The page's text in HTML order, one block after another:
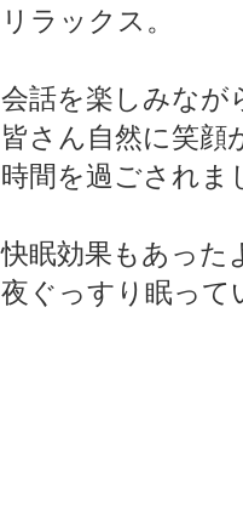
リラックス。
会話を楽しみなが
皆さん自然に笑顔
時間を過ごされま
快眠効果もあった
夜ぐっすり眠って